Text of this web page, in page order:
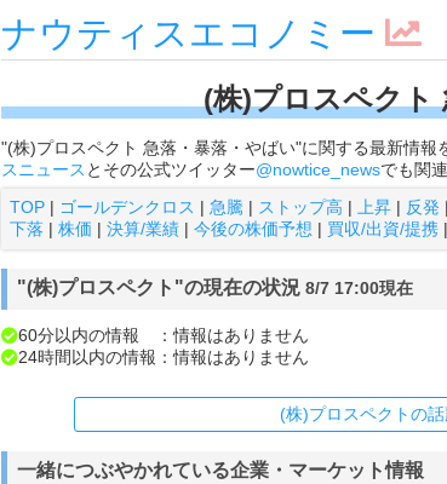
ナウティスエコノミー
(株)プロスペクト
"(株)プロスペクト 急落・暴落・やばい"に関する最新情
スニュース とその公式ツイッター@nowtice_newsでも関
TOP | ゴールデンクロス | 急騰 | ストップ高 | 上昇 | 反発 |
下落 | 株価 | 決算/業績 | 今後の株価予想 | 買収/出資/提携 |
"(株)プロスペクト"の現在の状況 8/7 17:00現在
60分以内の情報 ：情報はありません
24時間以内の情報：情報はありません
(株)プロスペクトの
一緒につぶやかれている企業・マーケット情報